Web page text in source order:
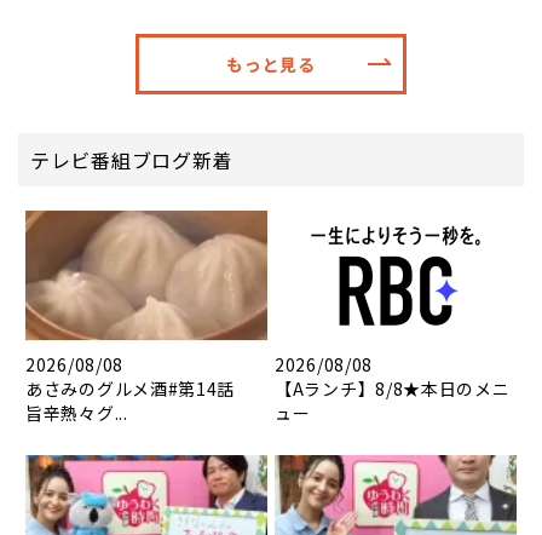
もっと見る
テレビ番組ブログ新着
2026/08/08
あさみのグルメ酒#第14話
旨辛熱々グ...
2026/08/08
【Aランチ】8/8★本日のメニ
ュー